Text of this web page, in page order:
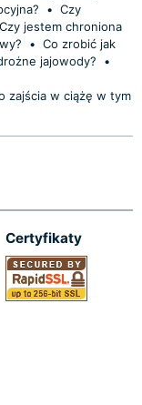
• Czy
Czy jestem chroniona
• Co zrobić jak
jajowody?
•
zajścia w ciążę w tym
Certyfikaty